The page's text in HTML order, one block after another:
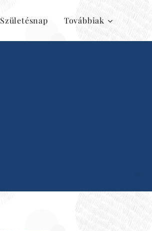
Születésnap Továbbiak